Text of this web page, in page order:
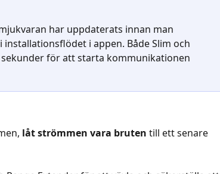
har uppdaterats innan man
i appen. Både Slim och
för att starta kommunikationen
låt strömmen vara bruten till ett senare